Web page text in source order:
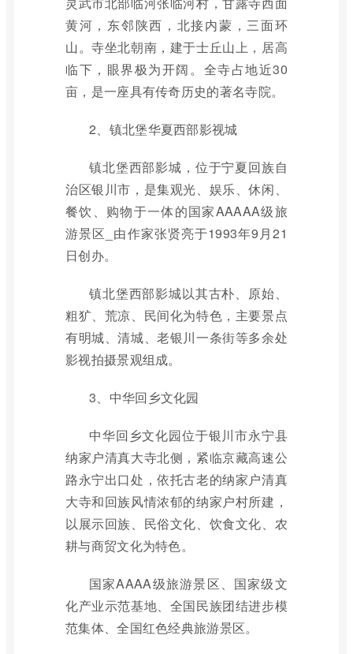
黄河，东邻陕西，北接内蒙，三面环
山。寺坐北朝南，建于士丘山上，居高
临下，眼界极为开阔。全寺占地近30
亩，是一座具有传奇历史的著名寺院。
2、镇北堡华夏西部影视城
镇北堡西部影城，位于宁夏回族自
治区银川市，是集观光、娱乐、休闲、
餐饮、购物于一体的国家AAAAA级旅
游景区_由作家张贤亮于1993年9月21
日创办。
镇北堡西部影城以其古朴、原始、
粗犷、荒凉、民间化为特色，主要景点
有明城、清城、老银川一条街等多余处
影视拍摄景观组成。
3、中华回乡文化园
中华回乡文化园位于银川市永宁县
纳家户清真大寺北侧，紧临京藏高速公
路永宁出口处，依托古老的纳家户清真
大寺和回族风情浓郁的纳家户村所建，
以展示回族、民俗文化、饮食文化、农
耕与商贸文化为特色。
国家AAAA级旅游景区、国家级文
化产业示范基地、全国民族团结进步模
范集体、全国红色经典旅游景区。